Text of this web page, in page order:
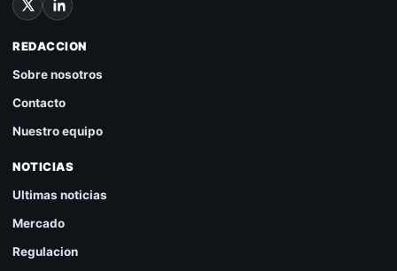
REDACCION
Sobre nosotros
Contacto
Nuestro equipo
NOTICIAS
Ultimas noticias
Mercado
Regulacion